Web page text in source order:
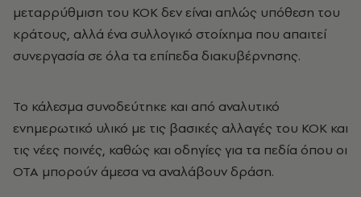
μεταρρύθμιση του ΚΟΚ δεν είναι απλώς υπόθεση του
κράτους, αλλά ένα συλλογικό στοίχημα που απαιτεί
συνεργασία σε όλα τα επίπεδα διακυβέρνησης.
Το κάλεσμα συνοδεύτηκε και από αναλυτικό
ενημερωτικό υλικό με τις βασικές αλλαγές του ΚΟΚ και
τις νέες ποινές, καθώς και οδηγίες για τα πεδία όπου οι
ΟΤΑ μπορούν άμεσα να αναλάβουν δράση.